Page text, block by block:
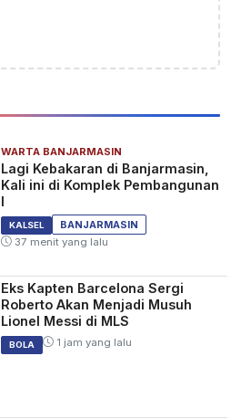
WARTA BANJARMASIN
Lagi Kebakaran di Banjarmasin,
Kali ini di Komplek Pembangunan
I
KALSEL
BANJARMASIN
37 menit yang lalu
Eks Kapten Barcelona Sergi
Roberto Akan Menjadi Musuh
Lionel Messi di MLS
BOLA 1 jam yang lalu